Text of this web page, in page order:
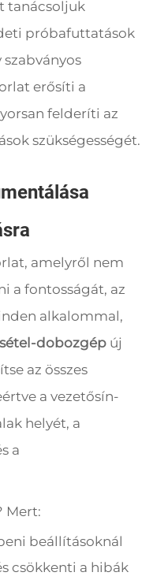
tanácsoljuk
próbafuttatások
erősíti a
felderíti az
szükségességét.
amelyről nem
a fontosságát, az
alkalommal,
dobozgép új
az összes
a vezetősín-
helyét, a
a
Mert:
beállításoknál
csökkenti a hibák